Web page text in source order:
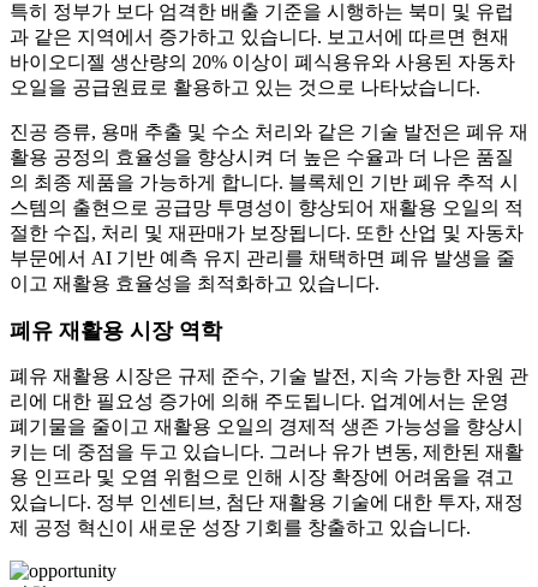
특히 정부가 보다 엄격한 배출 기준을 시행하는 북미 및 유럽
과 같은 지역에서 증가하고 있습니다. 보고서에 따르면 현재
바이오디젤 생산량의 20% 이상이 폐식용유와 사용된 자동차
오일을 공급원료로 활용하고 있는 것으로 나타났습니다.
진공 증류, 용매 추출 및 수소 처리와 같은 기술 발전은 폐유 재
활용 공정의 효율성을 향상시켜 더 높은 수율과 더 나은 품질
의 최종 제품을 가능하게 합니다. 블록체인 기반 폐유 추적 시
스템의 출현으로 공급망 투명성이 향상되어 재활용 오일의 적
절한 수집, 처리 및 재판매가 보장됩니다. 또한 산업 및 자동차
부문에서 AI 기반 예측 유지 관리를 채택하면 폐유 발생을 줄
이고 재활용 효율성을 최적화하고 있습니다.
폐유 재활용 시장 역학
폐유 재활용 시장은 규제 준수, 기술 발전, 지속 가능한 자원 관
리에 대한 필요성 증가에 의해 주도됩니다. 업계에서는 운영
폐기물을 줄이고 재활용 오일의 경제적 생존 가능성을 향상시
키는 데 중점을 두고 있습니다. 그러나 유가 변동, 제한된 재활
용 인프라 및 오염 위험으로 인해 시장 확장에 어려움을 겪고
있습니다. 정부 인센티브, 첨단 재활용 기술에 대한 투자, 재정
제 공정 혁신이 새로운 성장 기회를 창출하고 있습니다.